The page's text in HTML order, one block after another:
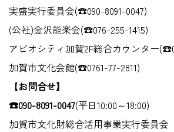
実盛実行委員会(☎090-8091-0047)
(公社)金沢能楽会(☎076-255-1415)
アビオシティ加賀2F総合カウンター
加賀市文化会館(☎0761-77-2811)
【お問合せ】
☎090-8091-0047(平日10:00～18:00)
加賀市文化財総合活用事業実行委員会